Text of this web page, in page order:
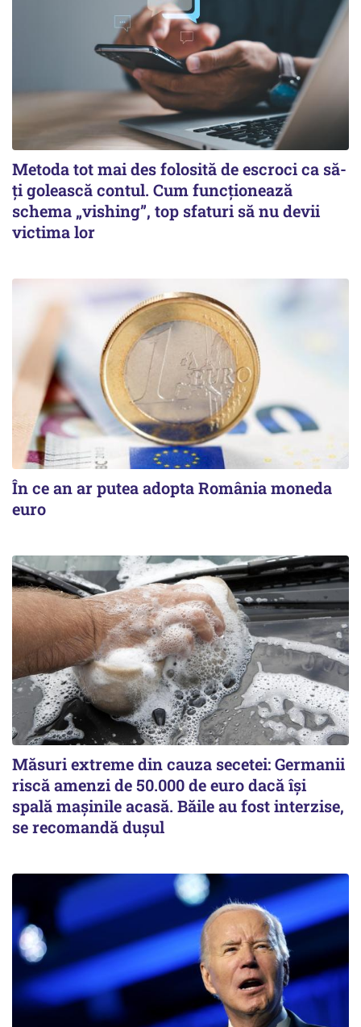
Metoda tot mai des folosită de escroci ca să-
ți golească contul. Cum funcționează
schema „vishing”, top sfaturi să nu devii
victima lor
În ce an ar putea adopta România moneda
euro
Măsuri extreme din cauza secetei: Germanii
riscă amenzi de 50.000 de euro dacă își
spală mașinile acasă. Băile au fost interzise,
se recomandă dușul